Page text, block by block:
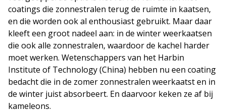
coatings die zonnestralen terug de ruimte in kaatsen,
en die worden ook al enthousiast gebruikt. Maar daar
kleeft een groot nadeel aan: in de winter weerkaatsen
die ook alle zonnestralen, waardoor de kachel harder
moet werken. Wetenschappers van het Harbin
Institute of Technology (China) hebben nu een coating
bedacht die in de zomer zonnestralen weerkaatst en in
de winter juist absorbeert. En daarvoor keken ze af bij
kameleons.